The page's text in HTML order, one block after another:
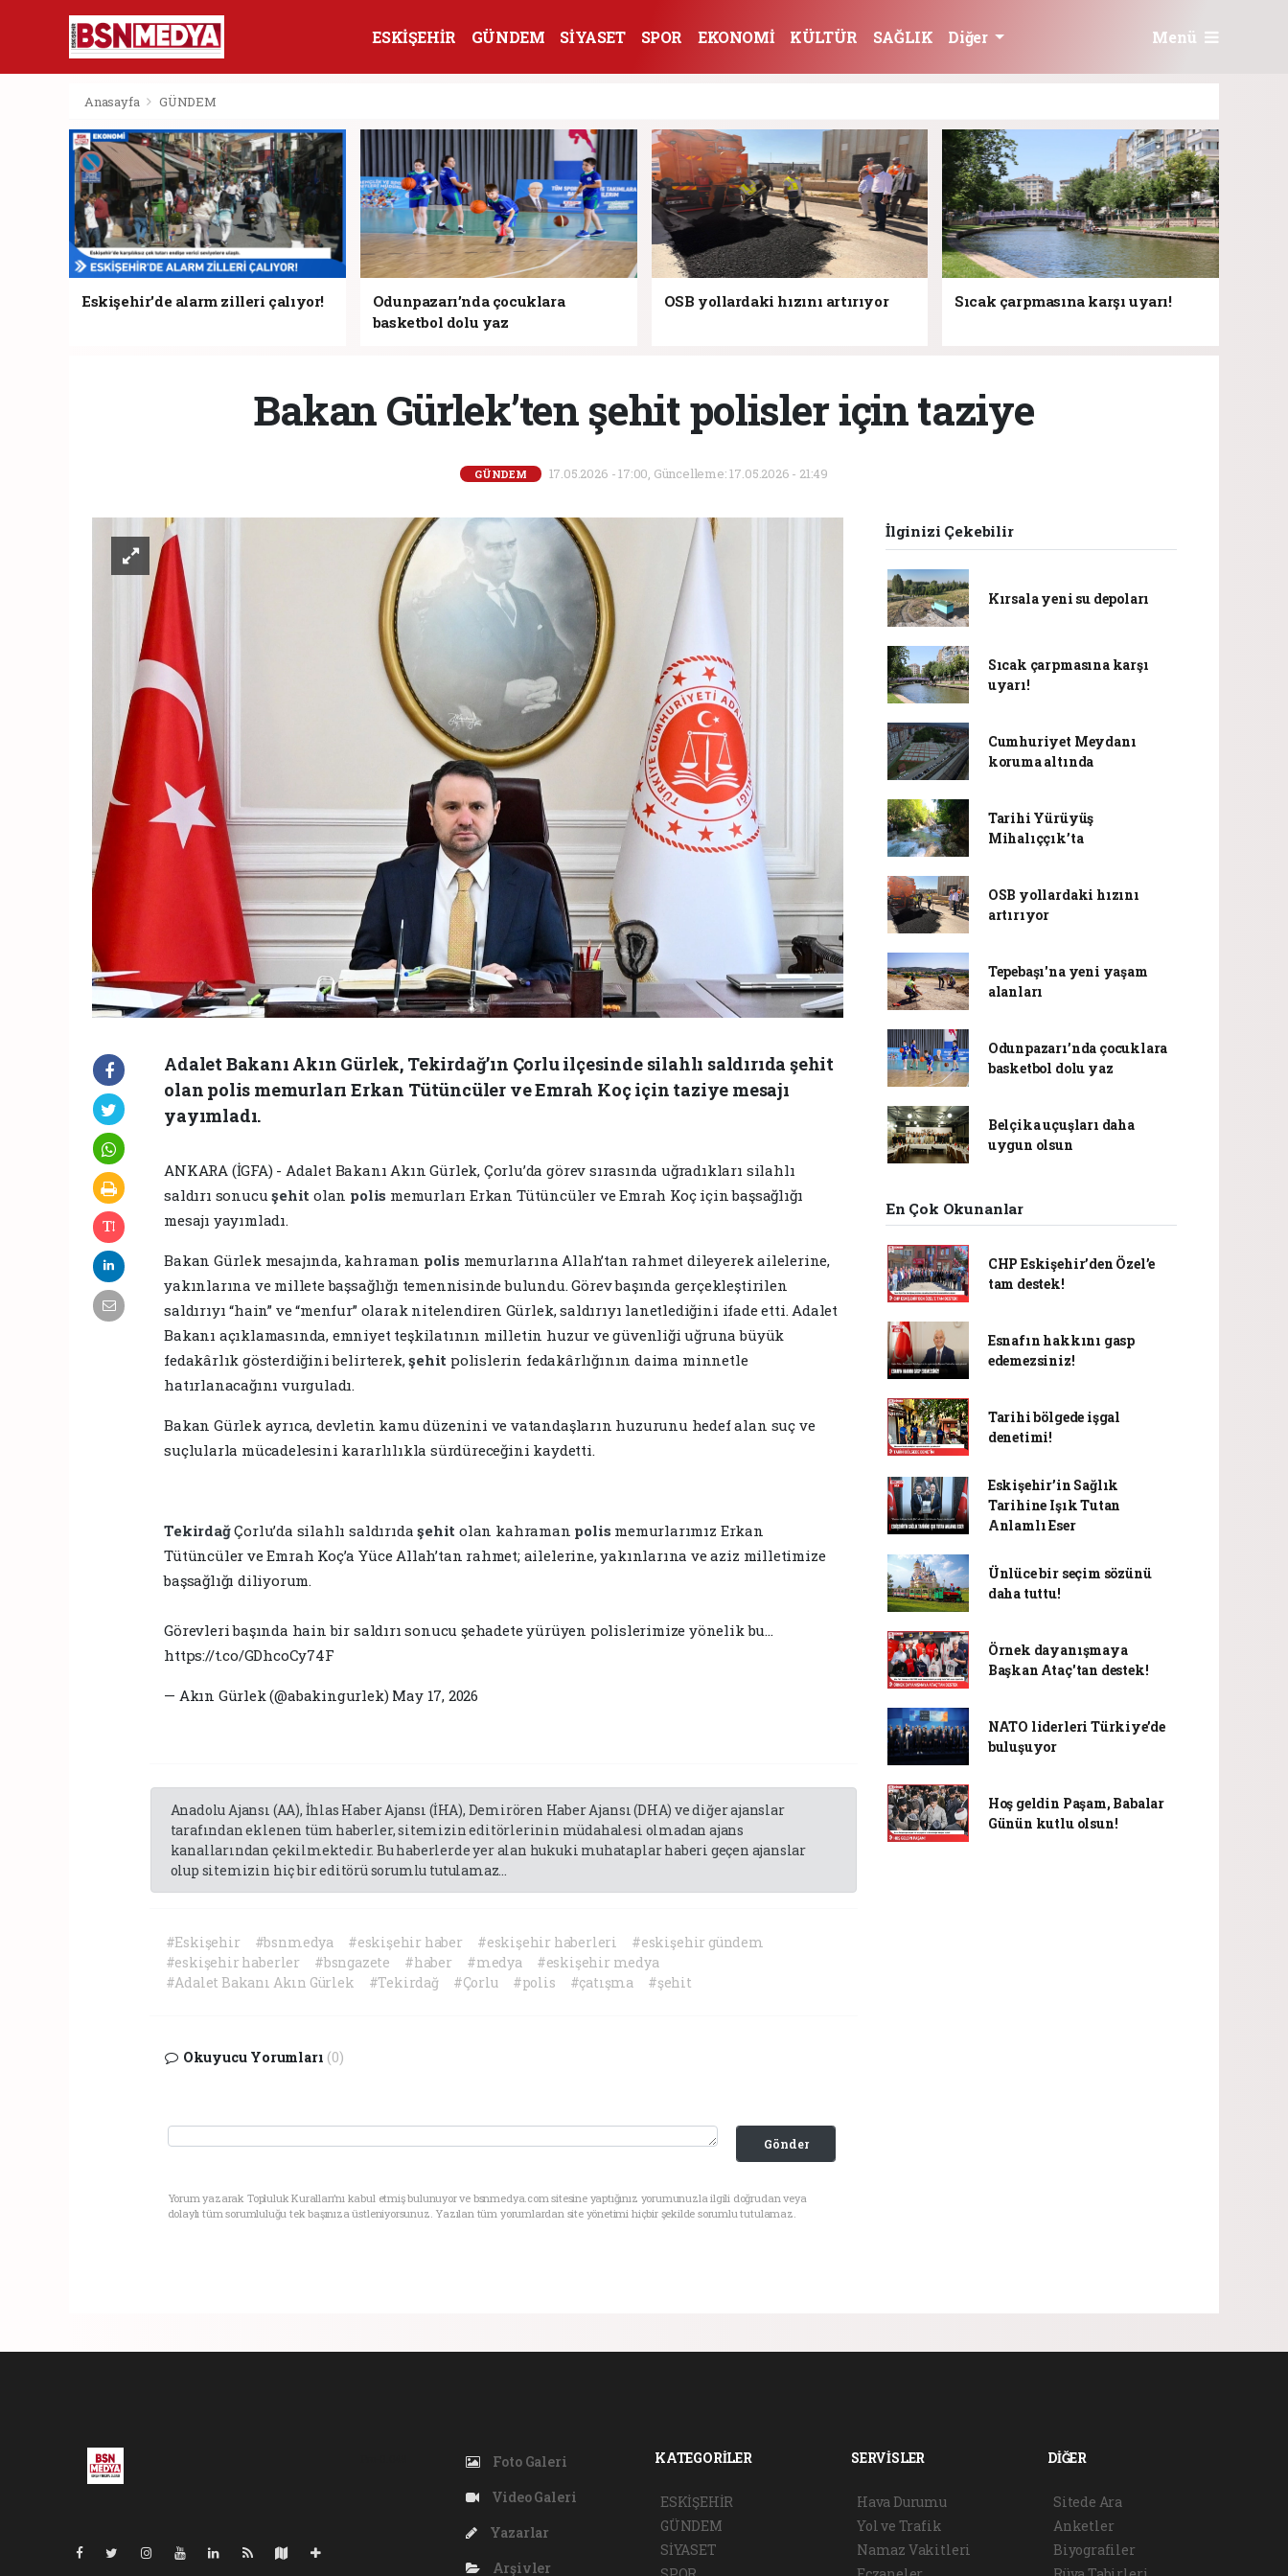
ESKİŞEHİR GÜNDEM SİYASET SPOR EKONOMİ KÜLTÜR SAĞLIK Diğer Menü
Anasayfa GÜNDEM
Eskişehir'de alarm zilleri çalıyor!
Odunpazarı’nda çocuklara
basketbol dolu yaz
OSB yollardaki hızını artırıyor Sıcak çarpmasına karşı uyarı!
Bakan Gürlek’ten şehit polisler için taziye
GÜNDEM 17.05.2026 - 17:00, Güncelleme: 17.05.2026 - 21:49
Adalet Bakanı Akın Gürlek, Tekirdağ’ın Çorlu ilçesinde silahlı saldırıda şehit
olan polis memurları Erkan Tütüncüler ve Emrah Koç için taziye mesajı
yayımladı.
ANKARA (İGFA) - Adalet Bakanı Akın Gürlek, Çorlu’da görev sırasında uğradıkları silahlı
saldırı sonucuşehitolan polis memurları Erkan Tütüncüler ve Emrah Koç için başsağlığı
mesajı yayımladı.
Bakan Gürlek mesajında, kahraman polis memurlarına Allah’tan rahmet dileyerek ailelerine,
yakınlarına ve millete başsağlığı temennisinde bulundu. Görev başında gerçekleştirilen
saldırıyı “hain” ve “menfur” olarak nitelendiren Gürlek, saldırıyı lanetlediğini ifade etti. Adalet
Bakanı açıklamasında, emniyet teşkilatının milletin huzur ve güvenliği uğruna büyük
fedakârlık gösterdiğini belirterek,şehit polislerin fedakârlığının daima minnetle
hatırlanacağını vurguladı.
Bakan Gürlek ayrıca, devletin kamu düzenini ve vatandaşların huzurunu hedef alan suç ve
suçlularla mücadelesini kararlılıkla sürdüreceğini kaydetti.
TekirdağÇorlu’da silahlı saldırıdaşehitolan kahraman polis memurlarımız Erkan
Tütüncüler ve Emrah Koç’a Yüce Allah’tan rahmet; ailelerine, yakınlarına ve aziz milletimize
başsağlığı diliyorum.
Görevleri başında hain bir saldırı sonucu şehadete yürüyen polislerimize yönelik bu…
https://t.co/GDhcoCy74F
— Akın Gürlek (@abakingurlek) May 17, 2026
Anadolu Ajansı (AA), İhlas Haber Ajansı (İHA), Demirören Haber Ajansı (DHA) ve diğer ajanslar
tarafından eklenen tüm haberler, sitemizin editörlerinin müdahalesi olmadan ajans
kanallarından çekilmektedir. Bu haberlerde yer alan hukuki muhataplar haberi geçen ajanslar
olup sitemizin hiç bir editörü sorumlu tutulamaz...
#Eskişehir #bsnmedya #eskişehir haber #eskişehir haberleri
#eskişehir gündem
#eskişehir haberler
#bsngazete #haber #medya
#eskişehir medya
#Adalet Bakanı Akın Gürlek
#Tekirdağ #Çorlu #polis #çatışma #şehit
Okuyucu Yorumları (0)
Gönder
Yorum yazarak Topluluk Kuralları’nı kabul etmiş bulunuyor ve bsnmedya.com sitesine yaptığınız yorumunuzla ilgili doğrudan veya
dolaylı tüm sorumluluğu tek başınıza üstleniyorsunuz. Yazılan tüm yorumlardan site yönetimi hiçbir şekilde sorumlu tutulamaz.
İlginizi Çekebilir
Kırsala yeni su depoları
Sıcak çarpmasına karşı
uyarı!
Cumhuriyet Meydanı
koruma altında
Tarihi Yürüyüş
Mihalıççık’ta
OSB yollardaki hızını
artırıyor
Tepebaşı'na yeni yaşam
alanları
Odunpazarı’nda çocuklara
basketbol dolu yaz
Belçika uçuşları daha
uygun olsun
En Çok Okunanlar
CHP Eskişehir’den Özel’e
tam destek!
Esnafın hakkını gasp
edemezsiniz!
Tarihi bölgede işgal
denetimi!
Eskişehir’in Sağlık
Tarihine Işık Tutan
Anlamlı Eser
Ünlüce bir seçim sözünü
daha tuttu!
Örnek dayanışmaya
Başkan Ataç'tan destek!
NATO liderleri Türkiye’de
buluşuyor
Hoş geldin Paşam, Babalar
Günün kutlu olsun!
Foto Galeri
Video Galeri
Yazarlar
Arşivler
KATEGORİLER
ESKİŞEHİR
GÜNDEM
SİYASET
SERVİSLER
Hava Durumu
Yol ve Trafik
Namaz Vakitleri
DİĞER
Sitede Ara
Anketler
Biyografiler